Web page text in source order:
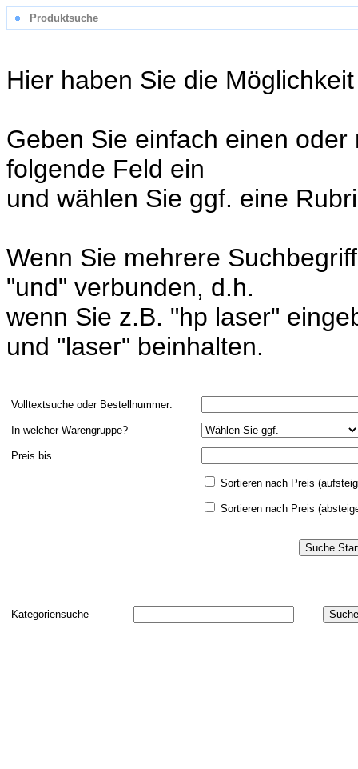
Produktsuche
Hier haben Sie die
Geben Sie einfach einen
folgende Feld ein
und wählen Sie ggf. eine
Wenn Sie mehrere
"und" verbunden, d.h.
wenn Sie z.B. "hp laser"
und "laser" beinhalten.
Volltextsuche oder Bestellnummer:
In welcher Warengruppe?
Preis bis
Sortieren nach Preis
Sortieren nach Preis
Kategoriensuche